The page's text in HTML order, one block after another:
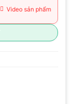
Video sản phẩm